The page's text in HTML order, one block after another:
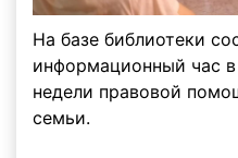
На базе библиотеки
информационный час
недели правовой
семьи.